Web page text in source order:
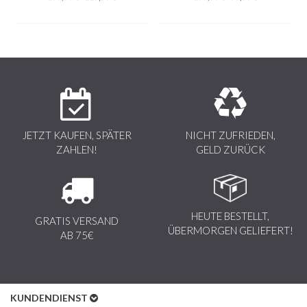
JETZT KAUFEN, SPÄTER
ZAHLEN!
NICHT ZUFRIEDEN,
GELD ZURÜCK
GRATIS VERSAND
AB 75€
HEUTE BESTELLT,
ÜBERMORGEN GELIEFERT!
KUNDENDIENST